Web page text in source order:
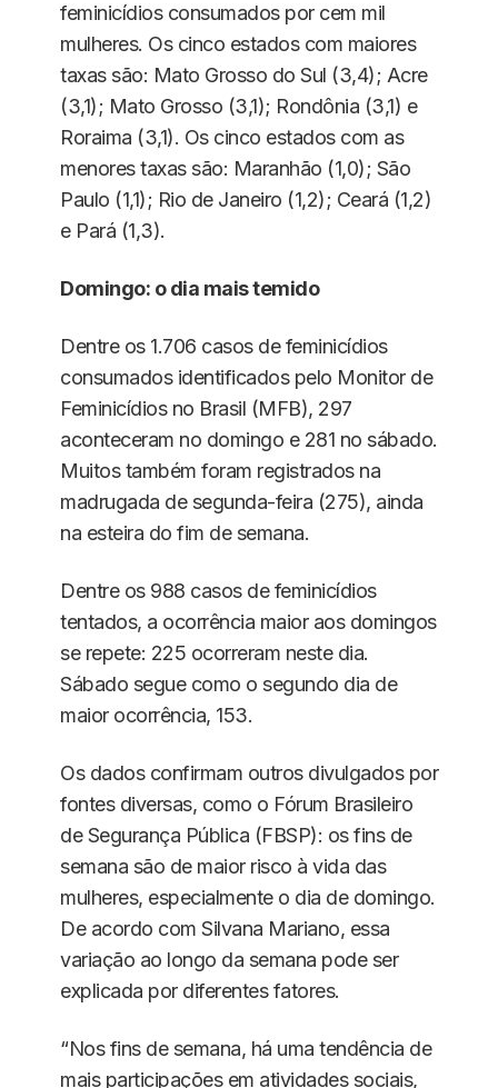
feminicídios consumados por cem mil
mulheres. Os cinco estados com maiores
taxas são: Mato Grosso do Sul (3,4); Acre
(3,1); Mato Grosso (3,1); Rondônia (3,1) e
Roraima (3,1). Os cinco estados com as
menores taxas são: Maranhão (1,0); São
Paulo (1,1); Rio de Janeiro (1,2); Ceará (1,2)
e Pará (1,3).
Domingo: o dia mais temido
Dentre os 1.706 casos de feminicídios
consumados identificados pelo Monitor de
Feminicídios no Brasil (MFB), 297
aconteceram no domingo e 281 no sábado.
Muitos também foram registrados na
madrugada de segunda-feira (275), ainda
na esteira do fim de semana.
Dentre os 988 casos de feminicídios
tentados, a ocorrência maior aos domingos
se repete: 225 ocorreram neste dia.
Sábado segue como o segundo dia de
maior ocorrência, 153.
Os dados confirmam outros divulgados por
fontes diversas, como o Fórum Brasileiro
de Segurança Pública (FBSP): os fins de
semana são de maior risco à vida das
mulheres, especialmente o dia de domingo.
De acordo com Silvana Mariano, essa
variação ao longo da semana pode ser
explicada por diferentes fatores.
“Nos fins de semana, há uma tendência de
mais participações em atividades sociais,